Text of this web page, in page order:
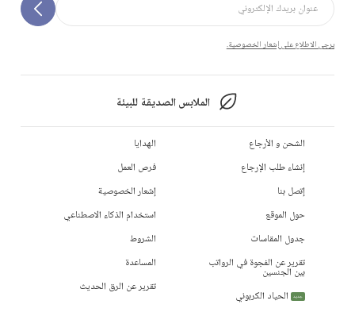
يرجى الاطلاع على إشعار الخصوصية.
الملابس الصديقة للبيئة
الشحن و الأرجاع
إنشاء طلب الإرجاع
إتصل بنا
حول الموقع
جدول المقاسات
تقرير عن الفجوة في الرواتب
بين الجنسين
جديد الحياد الكربوني
الهدايا
فرص العمل
إشعار الخصوصية
استخدام الذكاء الاصطناعي
الشروط
المساعدة
تقرير عن الرق الحديث